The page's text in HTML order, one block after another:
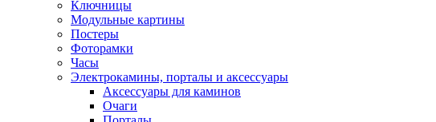
Ключницы
Модульные картины
Постеры
Фоторамки
Часы
Электрокамины, порталы и аксессуары
Аксессуары для каминов
Очаги